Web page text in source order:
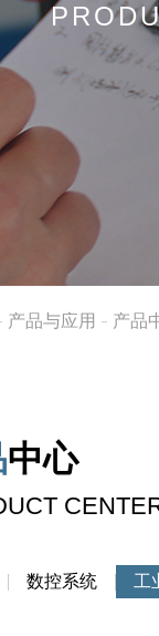
企业文化
资质荣誉
员工风采
产品与应用 产品
中心
数控系统 工